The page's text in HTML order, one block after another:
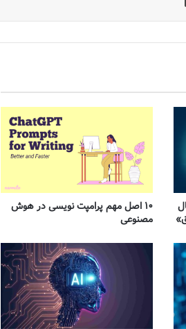
۱۰ اصل مهم پرامپت نویسی در هوش
مصنوعی